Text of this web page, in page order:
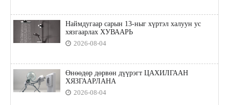
Наймдугаар сарын 13-ныг хүртэл халуун ус
хязгаарлах ХУВААРЬ
2026-08-04
Өнөөдөр дөрвөн дүүрэгт ЦАХИЛГААН
ХЯЗГААРЛАНА
2026-08-04